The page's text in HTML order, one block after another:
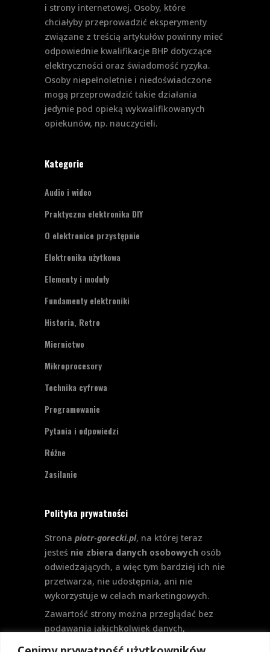
i strony internetowej. Osoby, które
chciałyby przeprowadzić eksperymenty
związane z treścią artykułów powinny mieć
odpowiednie kwalifikacje BHP dotyczące
elektryczności oraz świadomość ryzyka.
Osoby niepełnoletnie i niedoświadczone
mogą przeprowadzić takie działania
jedynie pod opieką wykwalifikowanych
opiekunów, np. nauczycieli.
Kategorie
Audio i wideo
Praktyczna elektronika DIY
O elektronice przystępnie
Elektronika użytkowa
Elementy i moduły
Fundamenty elektroniki
Historia, Retro
Miernictwo
Mikroprocesory
Technika cyfrowa
Programowanie
Pytania i odpowiedzi
Różne
Zasilanie
Polityka prywatności
Strona piotr-gorecki.pl, na której teraz
jesteś nie zbiera danych osobowych osób
odwiedzających, a więc tym bardziej ich nie
przetwarza, nie udostępnia, ani nie
wykorzystuje w celach marketingowych.
Zawartość strony można przeglądać bez
podawania jakichkolwiek danych,